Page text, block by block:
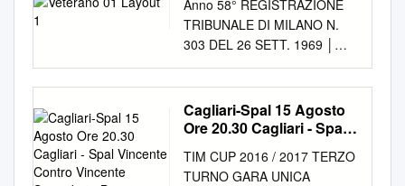
SAMPDORIA 25 PEPE REINA
(P) 1 CHRISTIAN PUGGIONI
(P) 2 ELSEID HYSAJ 13
PEDRO PEREIRA 21 VLAD
CHIRICHES 26 MATIAS
SILVESTRE 62 LORENZO
TONELLI 37 MILAN
SKRINIAR 3 IVAN STRINIC 19
VASCO REGINI 5 ALLAN 8
Anno 58° REGISTRAZIONE
TRIBUNALE DI MILANO N.
303 DEL 26 SETT. 1969 │
ISSN 2464-983X @unvsnews
unvs.it POSTE ITALIANE Spa
- Spedizione in abb. post. -
D.L. 353/2003 (conv. in L.
comma 2, DCB Milano T 5 n.
Cagliari-Spal 15 Agosto
Ore 20.30 Cagliari - Spal
Vincente Sampdoria-
TIM CUP 2016 / 2017 TERZO
TURNO GARA UNICA